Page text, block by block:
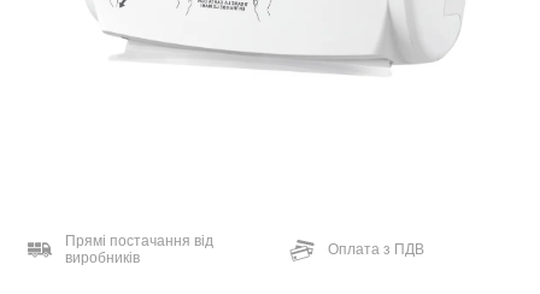
Прямі постачання від
виробників
Оплата з ПДВ